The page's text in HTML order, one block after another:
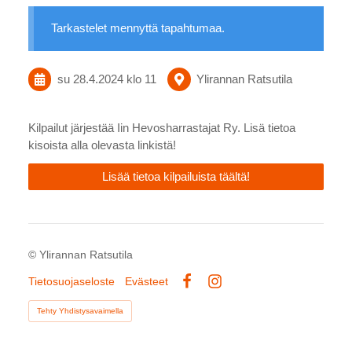
Tarkastelet mennyttä tapahtumaa.
su 28.4.2024 klo 11 Ylirannan Ratsutila
Kilpailut järjestää Iin Hevosharrastajat Ry. Lisä tietoa
kisoista alla olevasta linkistä!
Lisää tietoa kilpailuista täältä!
© Ylirannan Ratsutila
Tietosuojaseloste
Evästeet
Tehty Yhdistysavaimella